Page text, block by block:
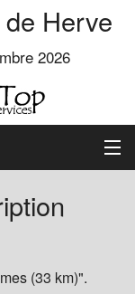
Herve
2026
(33 km)".